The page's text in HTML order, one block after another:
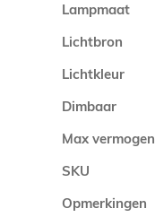
Lampmaat
Lichtbron
Lichtkleur
Dimbaar
Max vermogen
SKU
Opmerkingen